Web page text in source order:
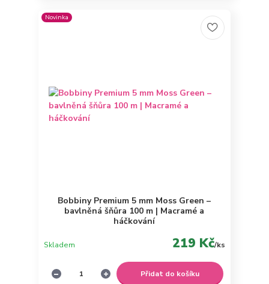
Novinka
Bobbiny Premium 5 mm Moss Green –
bavlněná šňůra 100 m | Macramé a
háčkování
219 Kč/ks
Skladem
Přidat do košíku